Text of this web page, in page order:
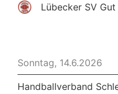
Lübecker SV
Sonntag, 14.6.2026
Handballverband